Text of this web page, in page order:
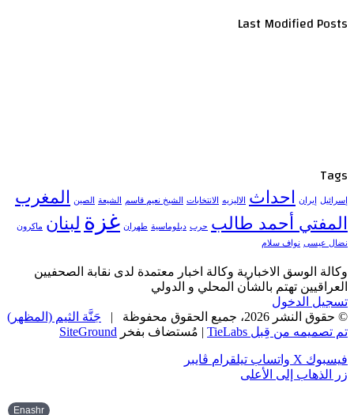
Last Modified Posts
Tags
إسرائيل إيران احداث الاليزيه الانتخابات الشيخ نعيم قاسم الشيعة الصين
المغرب
المفتي أحمد طالب حرب دبلوماسية طهران غزة لبنان ماكرون
نضال عيسى نواف سلام
وكالة الوسق الاخبارية وكالة اخبار معتمدة لدى نقابة الصحفيين
العراقيين تهتم بالشأن المحلي و الدولي
تسجيل الدخول
© حقوق النشر 2026، جميع الحقوق محفوظة |
جَنَّة الثيم (المظهر)
تم تصميمه من قِبل TieLabs
| مُستضاف بفخر SiteGround
فيسبوك ‫X واتساب تيلقرام ڤايبر
زر الذهاب إلى الأعلى
Enashr